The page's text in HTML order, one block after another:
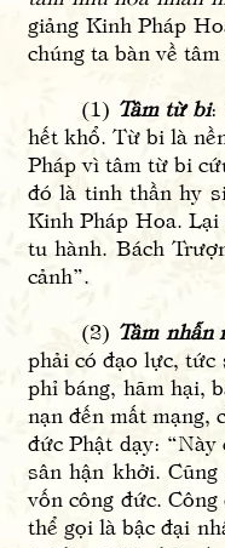
giảng Kinh Pháp
chúng ta bàn về
(1) Tâm từ bi:
hết khổ. Từ bi là
Pháp vì tâm từ bi
đó là tinh thần hy
Kinh Pháp Hoa. Lại
tu hành. Bách
cảnh”.
(2) Tâm nhẫn
phải có đạo lực, tức
phỉ báng, hãm hại,
nạn đến mất mạng,
đức Phật dạy:
sân hận khởi.
vốn công đức.
thể gọi là bậc đại